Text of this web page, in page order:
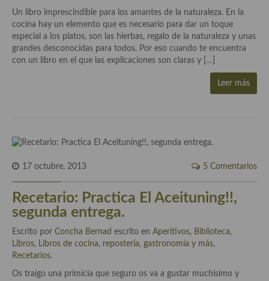
Cocina Bulgara
Cocina Danesa
Cocina Eslovena
Cocina Francesa
Cocina Griega
Cocina Holandesa
Cocina Hungara
Un libro imprescindible para los amantes de la naturaleza. En la
cocina hay un elemento que es necesario para dar un toque
especial a los platos, son las hierbas, regalo de la naturaleza y unas
grandes desconocidas para todos. Por eso cuando te encuentra
con un libro en el que las explicaciones son claras y […]
Leer más
17 octubre, 2013 5 Comentarios
Recetario: Practica El Aceituning!!,
segunda entrega.
Escrito por Concha Bernad escrito en Aperitivos, Biblioteca,
Libros, Libros de cocina, repostería, gastronomía y más,
Recetarios.
Os traigo una primicia que seguro os va a gustar muchísimo y